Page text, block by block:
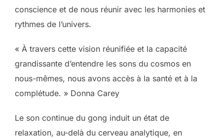
conscience et de nous réunir avec les harmonies et
rythmes de l’univers.
« À travers cette vision réunifiée et la capacité
grandissante d’entendre les sons du cosmos en
nous-mêmes, nous avons accès à la santé et à la
complétude. » Donna Carey
Le son continue du gong induit un état de
relaxation, au-delà du cerveau analytique, en